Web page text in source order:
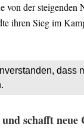
von der steigenden
ihren Sieg im
dass
schafft neue